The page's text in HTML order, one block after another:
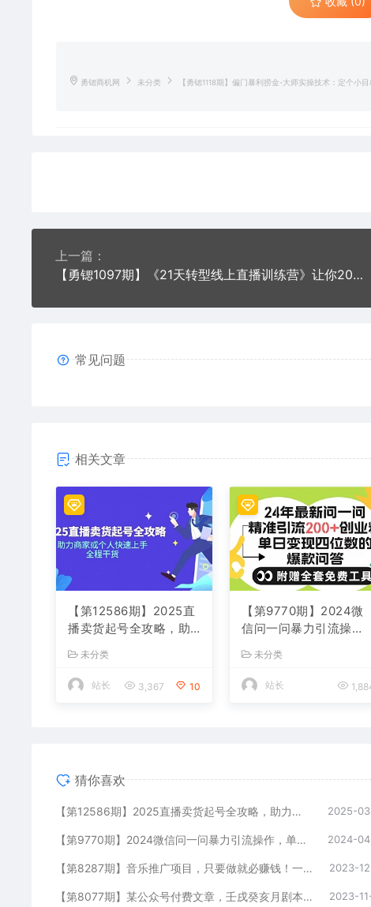
勇锶商机网 未分类 【勇锶1118期】偏门暴利捞金-大师实操技术：定个小
上一篇：
【勇锶1097期】《21天转型线上直播训练营》让你2020年抓住直播红利，实现弯道超车(无水印)
常见问题
相关文章
【第12586期】2025直
播卖货起号全攻略，助
手，全程干货
未分类
站长 3,367 10
【第9770期】2024微
信问一问暴力引流操
粉！
未分类
站长
猜你喜欢
【第12586期】2025直播卖货起号全攻略，助力商家或个人快速上手，全程干货 2025-
【第9770期】2024微信问一问暴力引流操作，单个日引200+创业粉！ 2024-
【第8287期】音乐推广项目，只要做就必赚钱！一天轻松300+！无脑操作，互联网小白的项目 2023-
【第8077期】某公众号付费文章，壬戌癸亥月剧本之“锦鲤龙行”，见者好运 2023-